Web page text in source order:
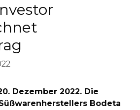
Dezember 2022. Die
Bodeta